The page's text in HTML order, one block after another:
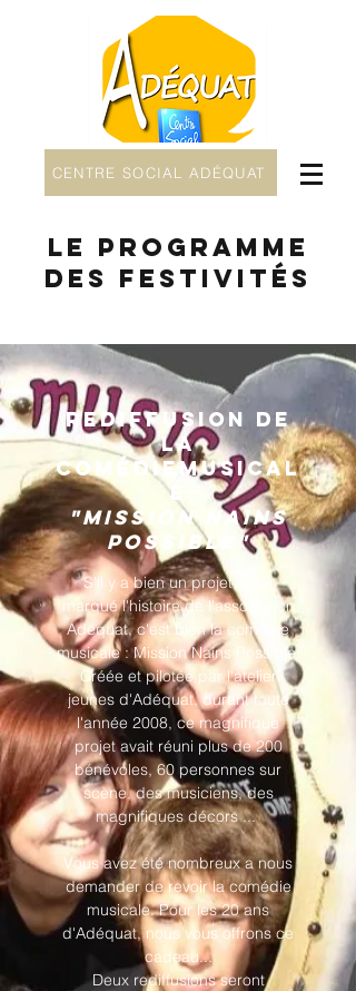
CENTRE SOCIAL ADÉQUAT
Le programme
des festivités
Rediffusion de
la
comédiemusical
e
"Mission Nains
Possible"
S'il y a bien un projet qui a
marqué l'histoire de l'association
Adéquat, c'est bien la comédie
musicale : Mission Nains Possible.
Créée et pilotée par l'atelier
jeunes d'Adéquat, durant toute
l'année 2008, ce magnifique
projet avait réuni plus de 200
bénévoles, 60 personnes sur
scène, des musiciens, des
magnifiques décors ...
Vous avez été nombreux a nous
demander de revoir la comédie
musicale. Pour les 20 ans
d'Adéquat, nous vous offrons ce
cadeau...
Deux rediffusions seront